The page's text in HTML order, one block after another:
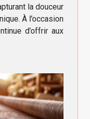
la douceur
À l’occasion
d’offrir aux